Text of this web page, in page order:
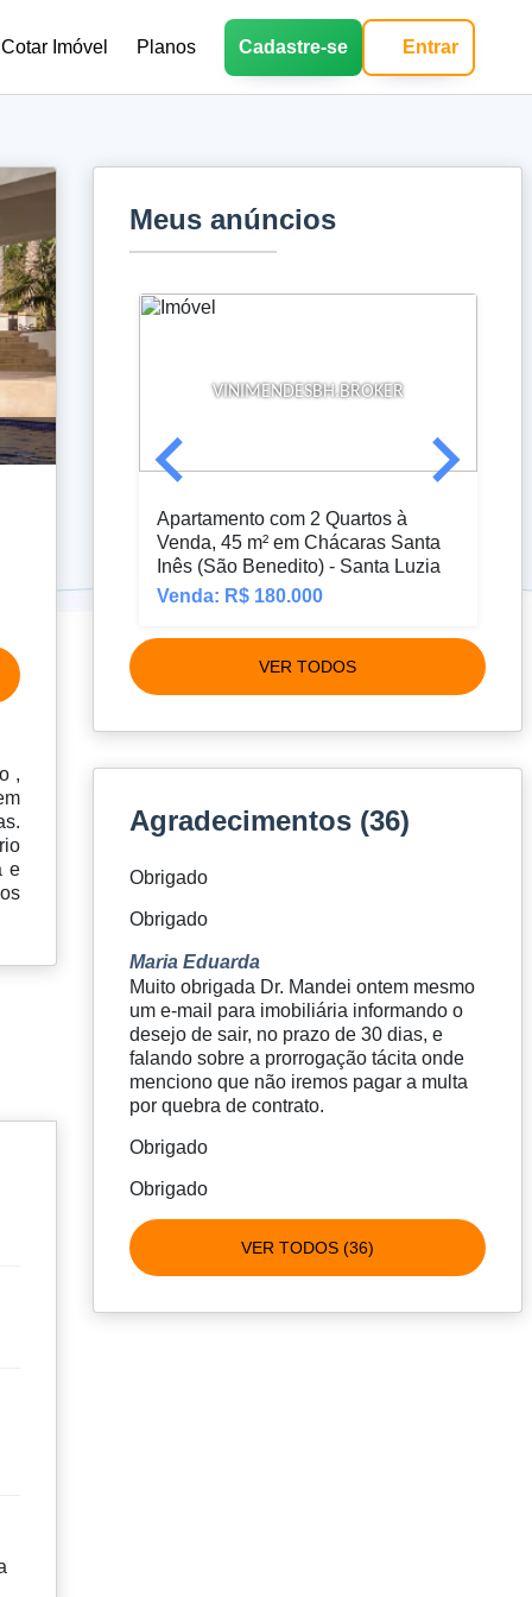
Cotar Imóvel Planos Cadastre-se Entrar
,
e
Meus anúncios
VINIMENDESBH.BROKER
Apartamento com 2 Quartos à
Venda, 45 m² em Chácaras Santa
Inês (São Benedito) - Santa Luzia
Venda: R$ 180.000
VER TODOS
Agradecimentos (36)
Obrigado
Obrigado
Maria Eduarda
Muito obrigada Dr. Mandei ontem mesmo
um e-mail para imobiliária informando o
desejo de sair, no prazo de 30 dias, e
falando sobre a prorrogação tácita onde
menciono que não iremos pagar a multa
por quebra de contrato.
Obrigado
Obrigado
VER TODOS (36)